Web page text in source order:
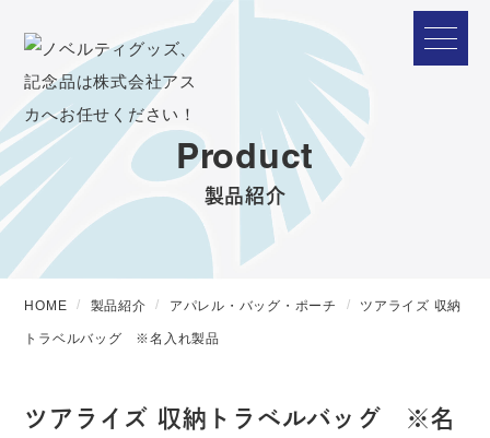
Product
製品紹介
HOME 製品紹介 アパレル・バッグ・ポーチ ツアライズ 収納
トラベルバッグ ※名入れ製品
ツアライズ 収納トラベルバッグ ※名